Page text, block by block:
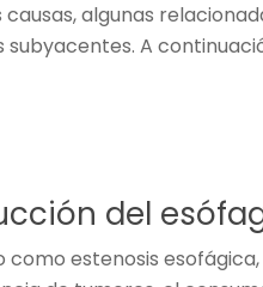
causas, algunas
A
del
estenosis